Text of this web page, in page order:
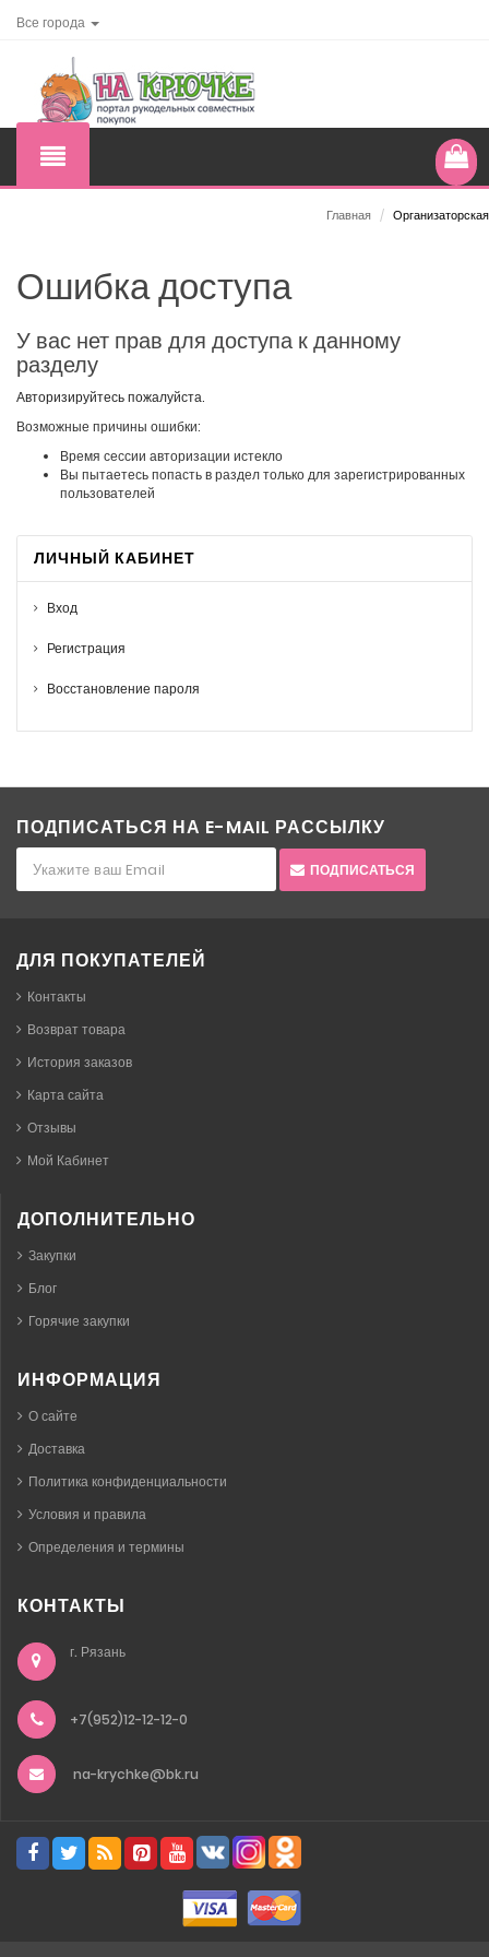
Все города
Главная / Организаторская
Ошибка доступа
У вас нет прав для доступа к данному
разделу
Авторизируйтесь пожалуйста.
Возможные причины ошибки:
Время сессии авторизации истекло
Вы пытаетесь попасть в раздел только для зарегистрированных
пользователей
ЛИЧНЫЙ КАБИНЕТ
Вход
Регистрация
Восстановление пароля
ПОДПИСАТЬСЯ НА E-MAIL РАССЫЛКУ
ПОДПИСАТЬСЯ
ДЛЯ ПОКУПАТЕЛЕЙ
Контакты
Возврат товара
История заказов
Карта сайта
Отзывы
Мой Кабинет
ДОПОЛНИТЕЛЬНО
Закупки
Блог
Горячие закупки
ИНФОРМАЦИЯ
О сайте
Доставка
Политика конфиденциальности
Условия и правила
Определения и термины
КОНТАКТЫ
г. Рязань
+7(952)12-12-12-0
na-krychke@bk.ru